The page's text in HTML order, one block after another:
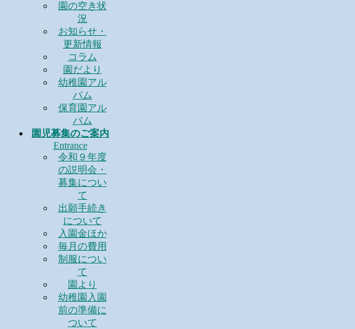
園の空き状
況
お知らせ・
更新情報
コラム
園だより
幼稚園アル
バム
保育園アル
バム
園児募集のご案内
Entrance
令和９年度
の説明会・
募集につい
て
出願手続き
について
入園金ほか
毎月の費用
制服につい
て
園より
幼稚園入園
前の準備に
ついて